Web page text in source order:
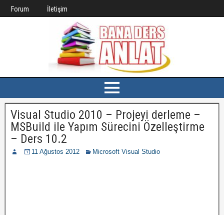
Forum İletişim
Visual Studio 2010 – Projeyi derleme –
MSBuild ile Yapım Sürecini Özelleştirme
– Ders 10.2
11 Ağustos 2012 Microsoft Visual Studio